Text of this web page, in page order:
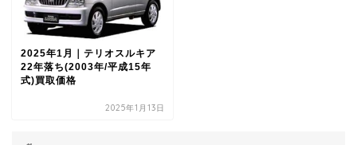
2025年1月｜テリオスルキア
22年落ち(2003年/平成15年
式)買取価格
2025年1月13日